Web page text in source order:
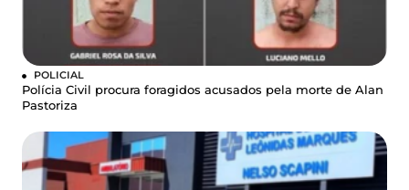
POLICIAL
Polícia Civil procura foragidos acusados pela morte de Alan
Pastoriza